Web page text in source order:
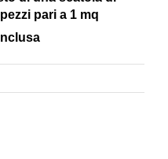
pari a 1 mq